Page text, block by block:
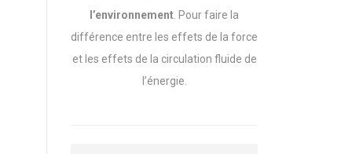
l’environnement . Pour faire la
différence entre les effets de la force
et les effets de la circulation fluide de
l’énergie.